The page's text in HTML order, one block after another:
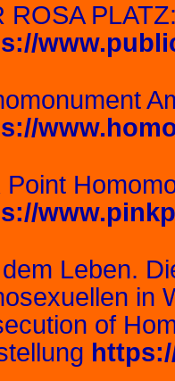
ROSA
Point
Leben.
in
of